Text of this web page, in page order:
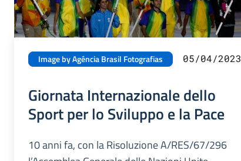
Image by Agência Brasil Fotografias 05/04/2023
Giornata Internazionale dello
Sport per lo Sviluppo e la Pace
10 anni fa, con la Risoluzione A/RES/67/296